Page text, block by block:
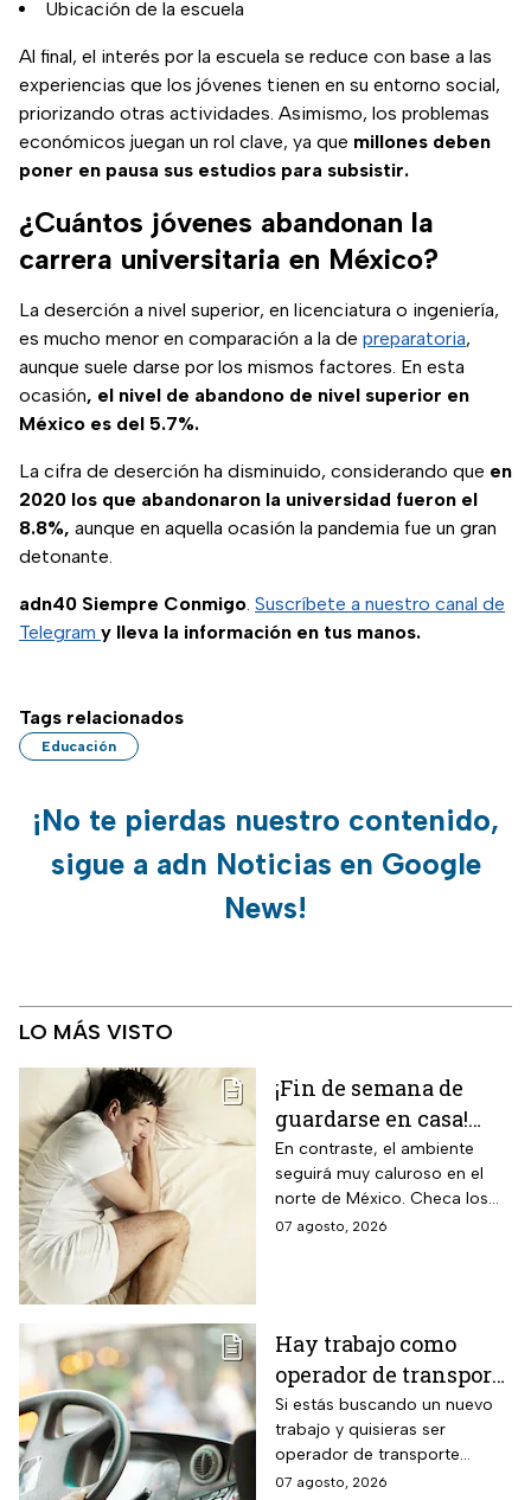
Ubicación de la escuela
Al final, el interés por la escuela se reduce con base a las
experiencias que los jóvenes tienen en su entorno social,
priorizando otras actividades. Asimismo, los problemas
económicos juegan un rol clave, ya que millones deben
poner en pausa sus estudios para subsistir.
¿Cuántos jóvenes abandonan la
carrera universitaria en México?
La deserción a nivel superior, en licenciatura o ingeniería,
es mucho menor en comparación a la de preparatoria,
aunque suele darse por los mismos factores. En esta
ocasión, el nivel de abandono de nivel superior en
México es del 5.7%.
La cifra de deserción ha disminuido, considerando que en
2020 los que abandonaron la universidad fueron el
8.8%, aunque en aquella ocasión la pandemia fue un gran
detonante.
adn40 Siempre Conmigo. Suscríbete a nuestro canal de
Telegram y lleva la información en tus manos.
Tags relacionados
Educación
¡No te pierdas nuestro contenido,
sigue a adn Noticias en Google
News!
LO MÁS VISTO
¡Fin de semana de
guardarse en casa!
Monzón mexicano
dejará lluvias
intensas en estos
estados; así estará el
En contraste, el ambiente
seguirá muy caluroso en el
norte de México. Checa los
detalles y toma precauciones.
07 agosto, 2026
Hay trabajo como
operador de transporte
público con sueldo de
18 mil pesos, bonos y
despensa
Si estás buscando un nuevo
trabajo y quisieras ser
operador de transporte
público, publicaron algunas
07 agosto, 2026